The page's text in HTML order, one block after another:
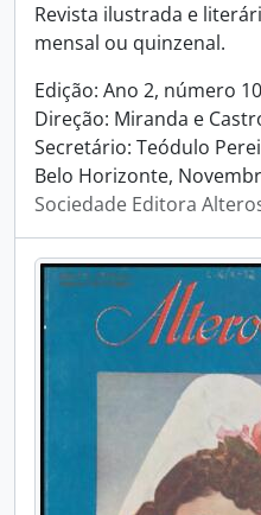
Revista ilustrada e
mensal ou quinzenal.
Edição: Ano 2, número 10
Direção: Miranda e
Secretário: Teódulo
Belo Horizonte,
Sociedade Editora